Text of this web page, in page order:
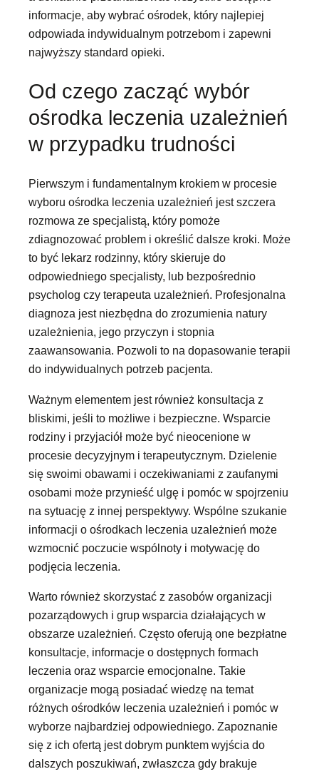
informacje, aby wybrać ośrodek, który najlepiej
odpowiada indywidualnym potrzebom i zapewni
najwyższy standard opieki.
Od czego zacząć wybór
ośrodka leczenia uzależnień
w przypadku trudności
Pierwszym i fundamentalnym krokiem w procesie
wyboru ośrodka leczenia uzależnień jest szczera
rozmowa ze specjalistą, który pomoże
zdiagnozować problem i określić dalsze kroki. Może
to być lekarz rodzinny, który skieruje do
odpowiedniego specjalisty, lub bezpośrednio
psycholog czy terapeuta uzależnień. Profesjonalna
diagnoza jest niezbędna do zrozumienia natury
uzależnienia, jego przyczyn i stopnia
zaawansowania. Pozwoli to na dopasowanie terapii
do indywidualnych potrzeb pacjenta.
Ważnym elementem jest również konsultacja z
bliskimi, jeśli to możliwe i bezpieczne. Wsparcie
rodziny i przyjaciół może być nieocenione w
procesie decyzyjnym i terapeutycznym. Dzielenie
się swoimi obawami i oczekiwaniami z zaufanymi
osobami może przynieść ulgę i pomóc w spojrzeniu
na sytuację z innej perspektywy. Wspólne szukanie
informacji o ośrodkach leczenia uzależnień może
wzmocnić poczucie wspólnoty i motywację do
podjęcia leczenia.
Warto również skorzystać z zasobów organizacji
pozarządowych i grup wsparcia działających w
obszarze uzależnień. Często oferują one bezpłatne
konsultacje, informacje o dostępnych formach
leczenia oraz wsparcie emocjonalne. Takie
organizacje mogą posiadać wiedzę na temat
różnych ośrodków leczenia uzależnień i pomóc w
wyborze najbardziej odpowiedniego. Zapoznanie
się z ich ofertą jest dobrym punktem wyjścia do
dalszych poszukiwań, zwłaszcza gdy brakuje